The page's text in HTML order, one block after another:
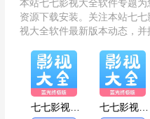
本站七七影视大全软件专题
资源下载安装。关注本站七
视大全软件最新版本动态，并
七七影视大全
七七影视大全